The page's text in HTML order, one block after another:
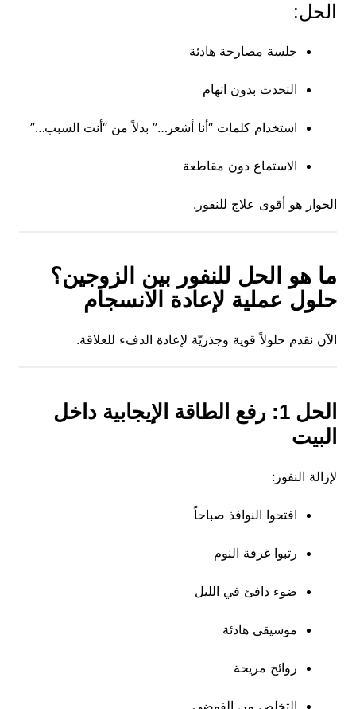
الحل:
جلسة مصارحة هادئة
التحدث بدون اتهام
استخدام كلمات “أنا أشعر…” بدلاً من “أنت السبب…”
الاستماع دون مقاطعة
الحوار هو أقوى علاج للنفور.
ما هو الحل للنفور بين الزوجين؟
حلول عملية لإعادة الانسجام
الآن نقدم حلولاً قوية وجذريّة لإعادة الدفء للعلاقة.
الحل 1: رفع الطاقة الإيجابية داخل
البيت
لإزالة النفور:
افتحوا النوافذ صباحاً
رتبوا غرفة النوم
ضوء دافئ في الليل
موسيقى هادئة
روائح مريحة